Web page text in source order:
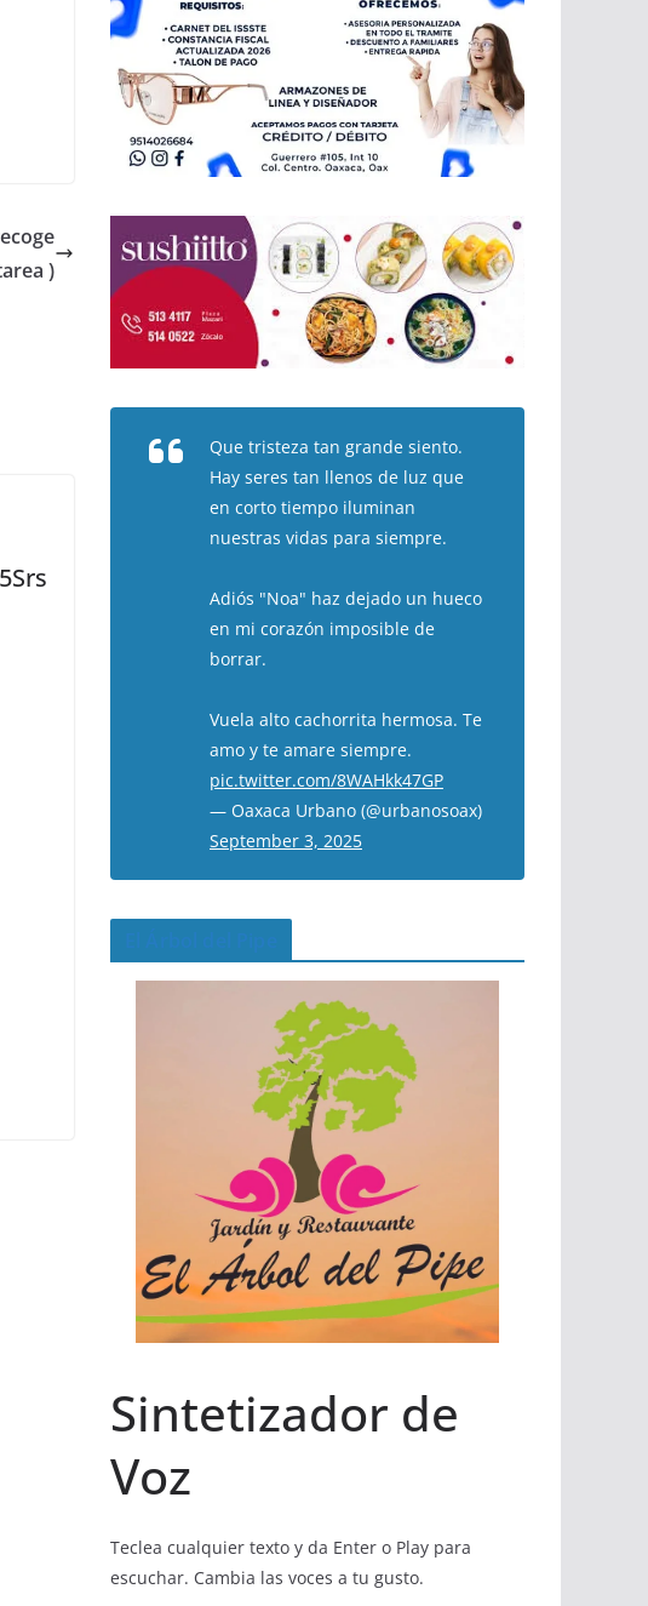
)
Que tristeza tan grande siento.
Hay seres tan llenos de luz que
en corto tiempo iluminan
nuestras vidas para siempre.
Adiós "Noa" haz dejado un hueco
en mi corazón imposible de
borrar.
Vuela alto cachorrita hermosa. Te
amo y te amare siempre.
pic.twitter.com/8WAHkk47GP
— Oaxaca Urbano (@urbanosoax)
September 3, 2025
Sintetizador de
Voz
Teclea cualquier texto y da Enter o Play para
escuchar. Cambia las voces a tu gusto.